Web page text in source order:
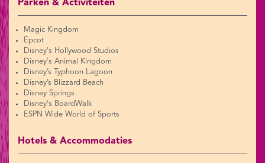
Parken & Activiteiten
Magic Kingdom
Epcot
Disney's Hollywood Studios
Disney's Animal Kingdom
Disney’s Typhoon Lagoon
Disney’s Blizzard Beach
Disney Springs
Disney's BoardWalk
ESPN Wide World of Sports
Hotels & Accommodaties